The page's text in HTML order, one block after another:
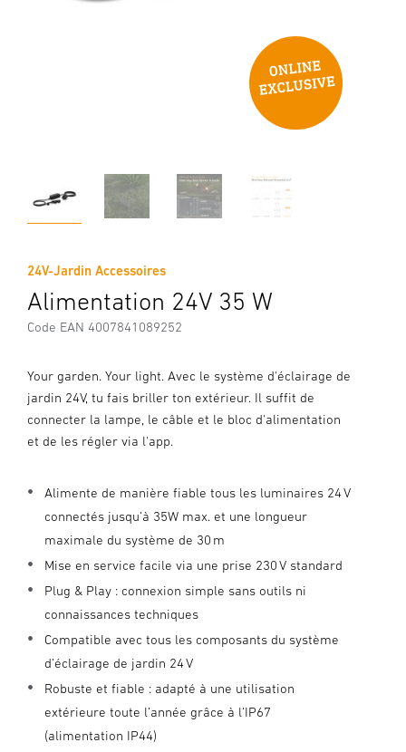
24V-Jardin Accessoires
Alimentation 24V 35 W
Code EAN 4007841089252
Your garden. Your light. Avec le système d'éclairage de
jardin 24V, tu fais briller ton extérieur. Il suffit de
connecter la lampe, le câble et le bloc d'alimentation
et de les régler via l'app.
Alimente de manière fiable tous les luminaires 24 V
connectés jusqu’à 35W max. et une longueur
maximale du système de 30 m
Mise en service facile via une prise 230 V standard
Plug & Play : connexion simple sans outils ni
connaissances techniques
Compatible avec tous les composants du système
d’éclairage de jardin 24 V
Robuste et fiable : adapté à une utilisation
extérieure toute l’année grâce à l’IP67
(alimentation IP44)